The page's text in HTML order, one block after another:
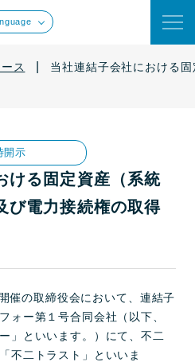
ス
当社連結子会社における
開示
ける固定資産（系統
び電力接続権の取得
催の取締役会において、連結子
ォー第１号合同会社（以下、
」といいます。）にて、不二
不二トラスト」といいま